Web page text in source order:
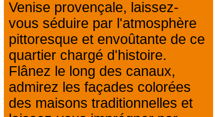
Venise provençale, laissez-
vous séduire par l'atmosphère
pittoresque et envoûtante de ce
quartier chargé d'histoire.
Flânez le long des canaux,
admirez les façades colorées
des maisons traditionnelles et